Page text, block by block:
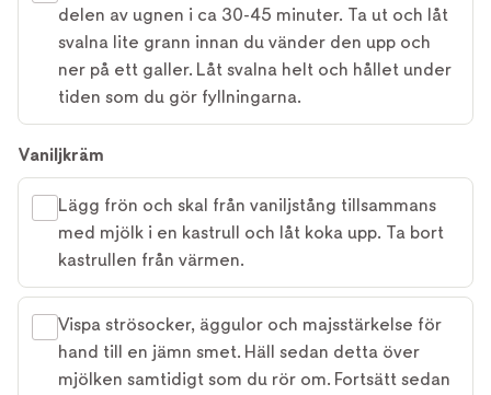
delen av ugnen i ca 30-45 minuter. Ta ut och låt
svalna lite grann innan du vänder den upp och
ner på ett galler. Låt svalna helt och hållet under
tiden som du gör fyllningarna.
Vaniljkräm
Lägg frön och skal från vaniljstång tillsammans
med mjölk i en kastrull och låt koka upp. Ta bort
kastrullen från värmen.
Vispa strösocker, äggulor och majsstärkelse för
hand till en jämn smet. Häll sedan detta över
mjölken samtidigt som du rör om. Fortsätt sedan